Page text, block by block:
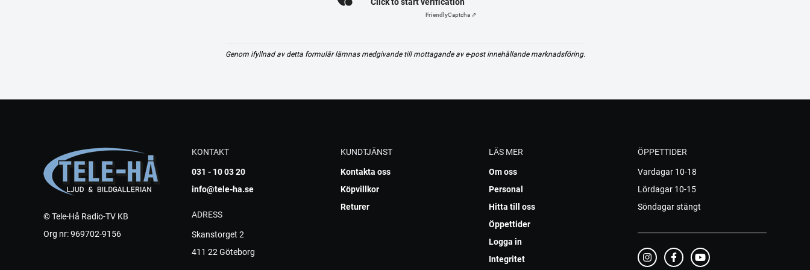
FriendlyCaptcha ⇗
Genom ifyllnad av detta formulär lämnas medgivande till mottagande av e-post innehållande marknadsföring.
© Tele-Hå Radio-TV KB
Org nr: 969702-9156
KONTAKT
031 - 10 03 20
info@tele-ha.se
ADRESS
Skanstorget 2
411 22 Göteborg
KUNDTJÄNST
Kontakta oss
Köpvillkor
Returer
LÄS MER
Om oss
Personal
Hitta till oss
Öppettider
Logga in
Integritet
ÖPPETTIDER
Vardagar 10-18
Lördagar 10-15
Söndagar stängt